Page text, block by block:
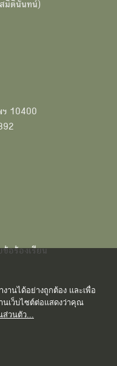
มิตินันทน์)
ฯ 10400
ข้อร้องเรียน
านได้อย่างถูกต้อง และเพื่อ
านเว็บไซต์ต่อแสดงว่าคุณ
ส่วนตัว...